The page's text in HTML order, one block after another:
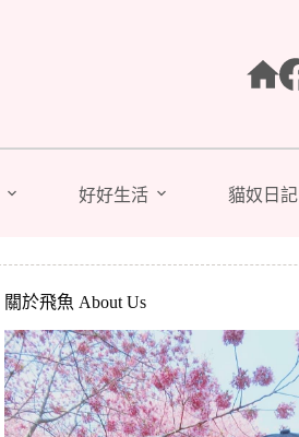
好好生活 貓奴日記
關於飛魚 About Us